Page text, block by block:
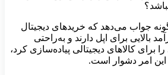
جواب می‌دهد که خریدهای دیجیتال
بالایی برای اپل دارند و به‌راحتی
برای کالاهای دیجیتالی پیاده‌سازی کرد،
این امر دشوار است.